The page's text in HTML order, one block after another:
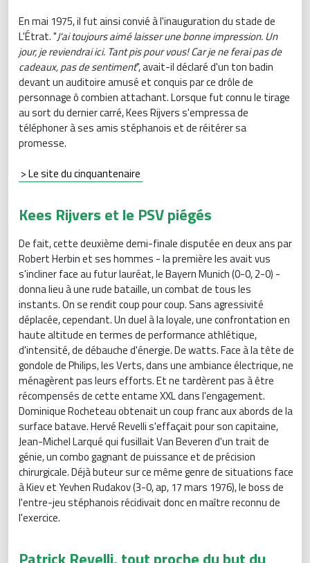
En mai 1975, il fut ainsi convié à l'inauguration du stade de
L'Étrat. "J'ai toujours aimé laisser une bonne impression. Un
jour, je reviendrai ici. Tant pis pour vous! Car je ne ferai pas de
cadeaux, pas de sentiment", avait-il déclaré d'un ton badin
devant un auditoire amusé et conquis par ce drôle de
personnage ô combien attachant. Lorsque fut connu le tirage
au sort du dernier carré, Kees Rijvers s'empressa de
téléphoner à ses amis stéphanois et de réitérer sa
promesse.
> Le site du cinquantenaire
Kees Rijvers et le PSV piégés
De fait, cette deuxième demi-finale disputée en deux ans par
Robert Herbin et ses hommes - la première les avait vus
s'incliner face au futur lauréat, le Bayern Munich (0-0, 2-0) -
donna lieu à une rude bataille, un combat de tous les
instants. On se rendit coup pour coup. Sans agressivité
déplacée, cependant. Un duel à la loyale, une confrontation en
haute altitude en termes de performance athlétique,
d'intensité, de débauche d'énergie. De watts. Face à la tête de
gondole de Philips, les Verts, dans une ambiance électrique, ne
ménagèrent pas leurs efforts. Et ne tardèrent pas à être
récompensés de cette entame XXL dans l'engagement.
Dominique Rocheteau obtenait un coup franc aux abords de la
surface batave. Hervé Revelli s'effaçait pour son capitaine,
Jean-Michel Larqué qui fusillait Van Beveren d'un trait de
génie, un combo gagnant de puissance et de précision
chirurgicale. Déjà buteur sur ce même genre de situations face
à Kiev et Yevhen Rudakov (3-0, ap, 17 mars 1976), le boss de
l'entre-jeu stéphanois récidivait donc en maître reconnu de
l'exercice.